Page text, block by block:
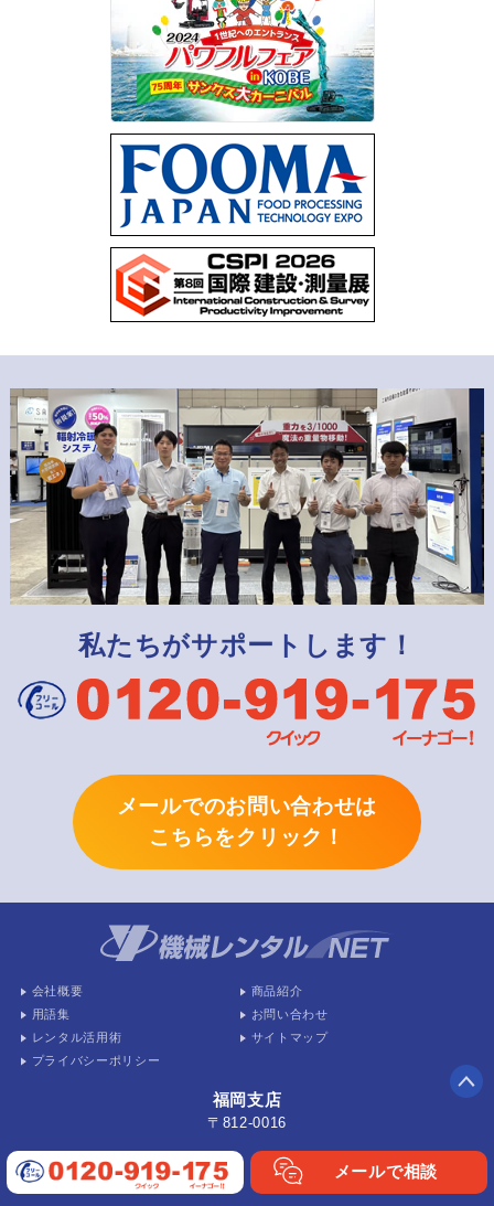
私たちがサポートします！
メールでのお問い合わせは
こちらをクリック！
会社概要
商品紹介
用語集
お問い合わせ
レンタル活用術
サイトマップ
プライバシーポリシー
福岡支店
〒812-0016
博多筑紫通りセンタービル103号メールで相談